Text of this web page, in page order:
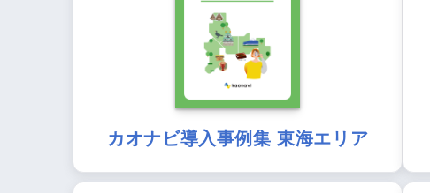
カオナビ導入事例集 東海エリア